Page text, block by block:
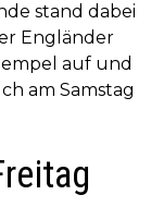
stand dabei
Engländer
auf und
am Samstag